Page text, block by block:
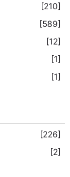
210
589
12
1
1
226
2